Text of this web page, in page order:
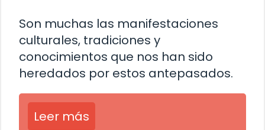
Son muchas las manifestaciones
culturales, tradiciones y
conocimientos que nos han sido
heredados por estos antepasados.
Leer más